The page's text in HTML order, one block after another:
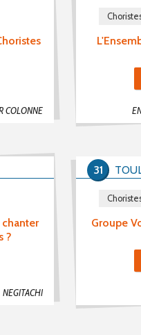
COLONNE
?
NEGITACHI
Groupe
31